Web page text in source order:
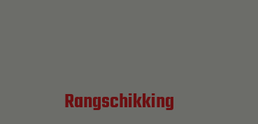
Rangschikking